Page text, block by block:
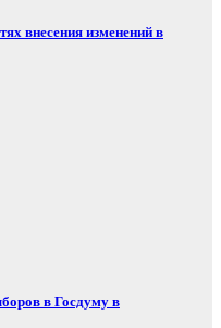
внесения изменений в
в Госдуму в